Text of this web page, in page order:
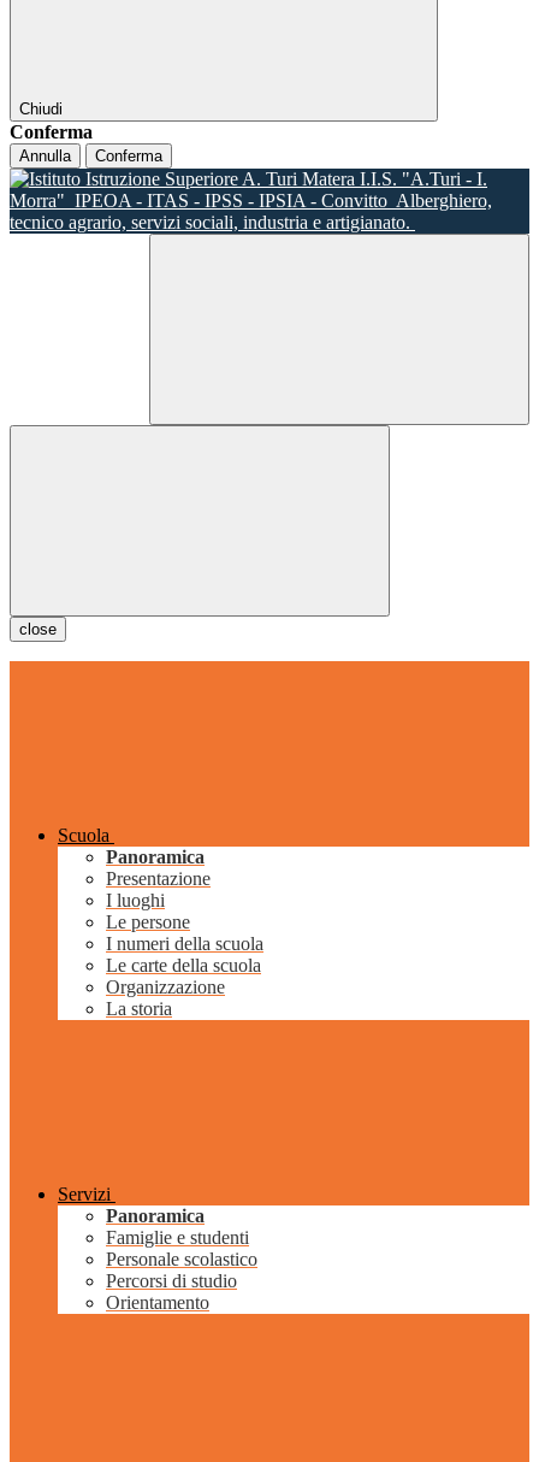
Chiudi
Conferma
Annulla Conferma
I.I.S. "A.Turi - I.
Morra" IPEOA - ITAS - IPSS - IPSIA - Convitto Alberghiero,
tecnico agrario, servizi sociali, industria e artigianato.
close
Scuola
Panoramica
Presentazione
I luoghi
Le persone
I numeri della scuola
Le carte della scuola
Organizzazione
La storia
Servizi
Panoramica
Famiglie e studenti
Personale scolastico
Percorsi di studio
Orientamento